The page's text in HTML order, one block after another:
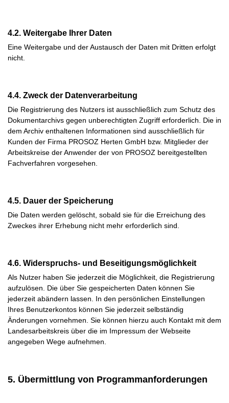
4.2. Weitergabe Ihrer Daten
Eine Weitergabe und der Austausch der Daten mit Dritten erfolgt
nicht.
4.4. Zweck der Datenverarbeitung
Die Registrierung des Nutzers ist ausschließlich zum Schutz des
Dokumentarchivs gegen unberechtigten Zugriff erforderlich. Die in
dem Archiv enthaltenen Informationen sind ausschließlich für
Kunden der Firma PROSOZ Herten GmbH bzw. Mitglieder der
Arbeitskreise der Anwender der von PROSOZ bereitgestellten
Fachverfahren vorgesehen.
4.5. Dauer der Speicherung
Die Daten werden gelöscht, sobald sie für die Erreichung des
Zweckes ihrer Erhebung nicht mehr erforderlich sind.
4.6. Widerspruchs- und Beseitigungsmöglichkeit
Als Nutzer haben Sie jederzeit die Möglichkeit, die Registrierung
aufzulösen. Die über Sie gespeicherten Daten können Sie
jederzeit abändern lassen. In den persönlichen Einstellungen
Ihres Benutzerkontos können Sie jederzeit selbständig
Änderungen vornehmen. Sie können hierzu auch Kontakt mit dem
Landesarbeitskreis über die im Impressum der Webseite
angegeben Wege aufnehmen.
5. Übermittlung von Programmanforderungen